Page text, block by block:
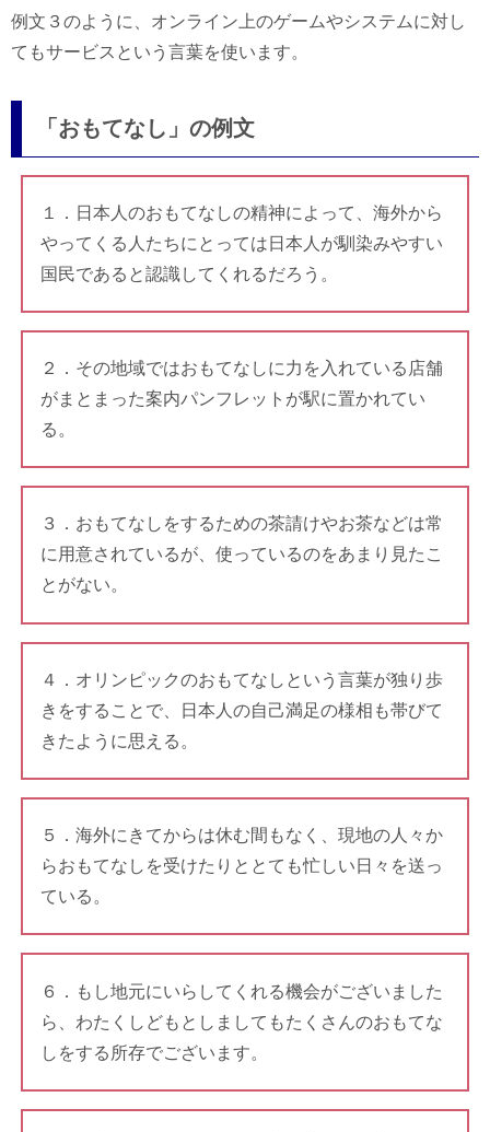
例文３のように、オンライン上のゲームやシステムに対し
てもサービスという言葉を使います。
「おもてなし」の例文
１．日本人のおもてなしの精神によって、海外から
やってくる人たちにとっては日本人が馴染みやすい
国民であると認識してくれるだろう。
２．その地域ではおもてなしに力を入れている店舗
がまとまった案内パンフレットが駅に置かれてい
る。
３．おもてなしをするための茶請けやお茶などは常
に用意されているが、使っているのをあまり見たこ
とがない。
４．オリンピックのおもてなしという言葉が独り歩
きをすることで、日本人の自己満足の様相も帯びて
きたように思える。
５．海外にきてからは休む間もなく、現地の人々か
らおもてなしを受けたりととても忙しい日々を送っ
ている。
６．もし地元にいらしてくれる機会がございました
ら、わたくしどもとしましてもたくさんのおもてな
しをする所存でございます。